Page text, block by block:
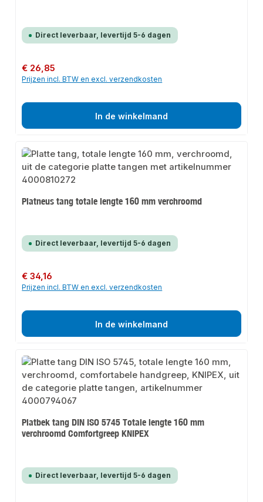
Direct leverbaar, levertijd 5-6 dagen
Normale prijs:
€ 26,85
Prijzen incl. BTW en excl. verzendkosten
In de winkelmand
Platneus tang totale lengte 160 mm verchroomd
Direct leverbaar, levertijd 5-6 dagen
Normale prijs:
€ 34,16
Prijzen incl. BTW en excl. verzendkosten
In de winkelmand
Platbek tang DIN ISO 5745 Totale lengte 160 mm
verchroomd Comfortgreep KNIPEX
Direct leverbaar, levertijd 5-6 dagen